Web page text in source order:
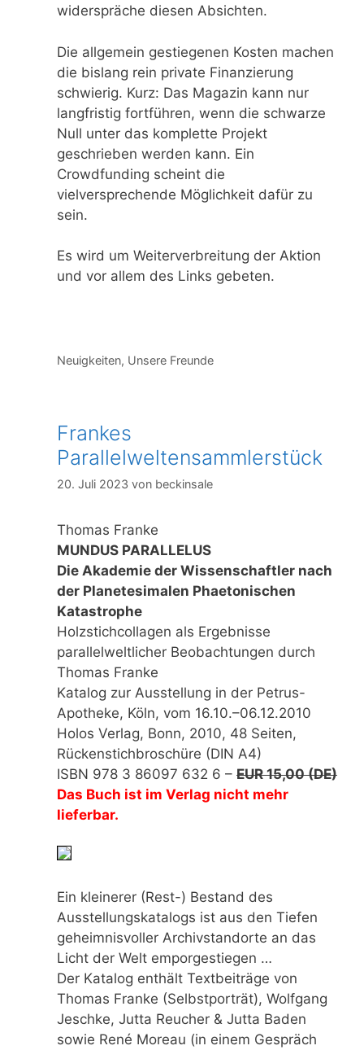
widerspräche diesen Absichten.
Die allgemein gestiegenen Kosten machen
die bislang rein private Finanzierung
schwierig. Kurz: Das Magazin kann nur
langfristig fortführen, wenn die schwarze
Null unter das komplette Projekt
geschrieben werden kann. Ein
Crowdfunding scheint die
vielversprechende Möglichkeit dafür zu
sein.
Es wird um Weiterverbreitung der Aktion
und vor allem des Links gebeten.
Kategorien
Neuigkeiten, Unsere Freunde
Frankes
Parallelweltensammlerstück
20. Juli 2023 von beckinsale
Thomas Franke
MUNDUS PARALLELUS
Die Akademie der Wissenschaftler nach
der Planetesimalen Phaetonischen
Katastrophe
Holzstichcollagen als Ergebnisse
parallelweltlicher Beobachtungen durch
Thomas Franke
Katalog zur Ausstellung in der Petrus-
Apotheke, Köln, vom 16.10.–06.12.2010
Holos Verlag, Bonn, 2010, 48 Seiten,
Rückenstichbroschüre (DIN A4)
ISBN 978 3 86097 632 6 – EUR 15,00 (DE)
Das Buch ist im Verlag nicht mehr
lieferbar.
Ein kleinerer (Rest-) Bestand des
Ausstellungskatalogs ist aus den Tiefen
geheimnisvoller Archivstandorte an das
Licht der Welt emporgestiegen …
Der Katalog enthält Textbeiträge von
Thomas Franke (Selbstporträt), Wolfgang
Jeschke, Jutta Reucher & Jutta Baden
sowie René Moreau (in einem Gespräch